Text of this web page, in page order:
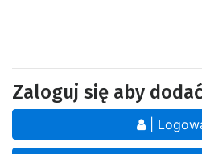
Zaloguj się aby
|